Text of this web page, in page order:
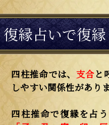
復縁占いで復
四柱推命では、 支合と
しやすい関係性がありま
四柱推命で復縁を占